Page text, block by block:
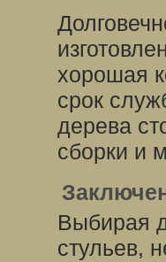
хорошая
срок
дерева
сборки и
Выбирая
стульев,